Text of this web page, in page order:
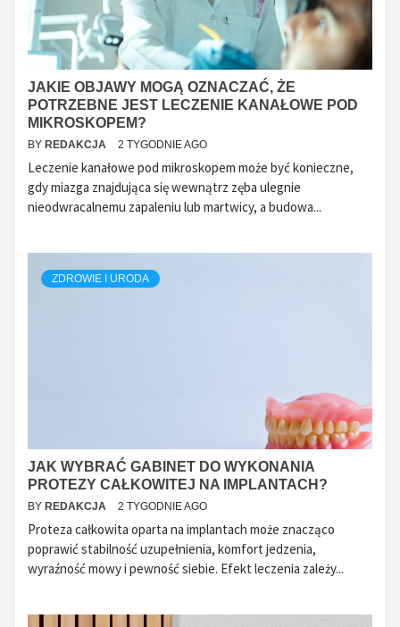
JAKIE OBJAWY MOGĄ OZNACZAĆ, ŻE
POTRZEBNE JEST LECZENIE KANAŁOWE POD
MIKROSKOPEM?
BY REDAKCJA 2 TYGODNIE AGO
Leczenie kanałowe pod mikroskopem może być konieczne,
gdy miazga znajdująca się wewnątrz zęba ulegnie
nieodwracalnemu zapaleniu lub martwicy, a budowa...
ZDROWIE I URODA
JAK WYBRAĆ GABINET DO WYKONANIA
PROTEZY CAŁKOWITEJ NA IMPLANTACH?
BY REDAKCJA 2 TYGODNIE AGO
Proteza całkowita oparta na implantach może znacząco
poprawić stabilność uzupełnienia, komfort jedzenia,
wyraźność mowy i pewność siebie. Efekt leczenia zależy...